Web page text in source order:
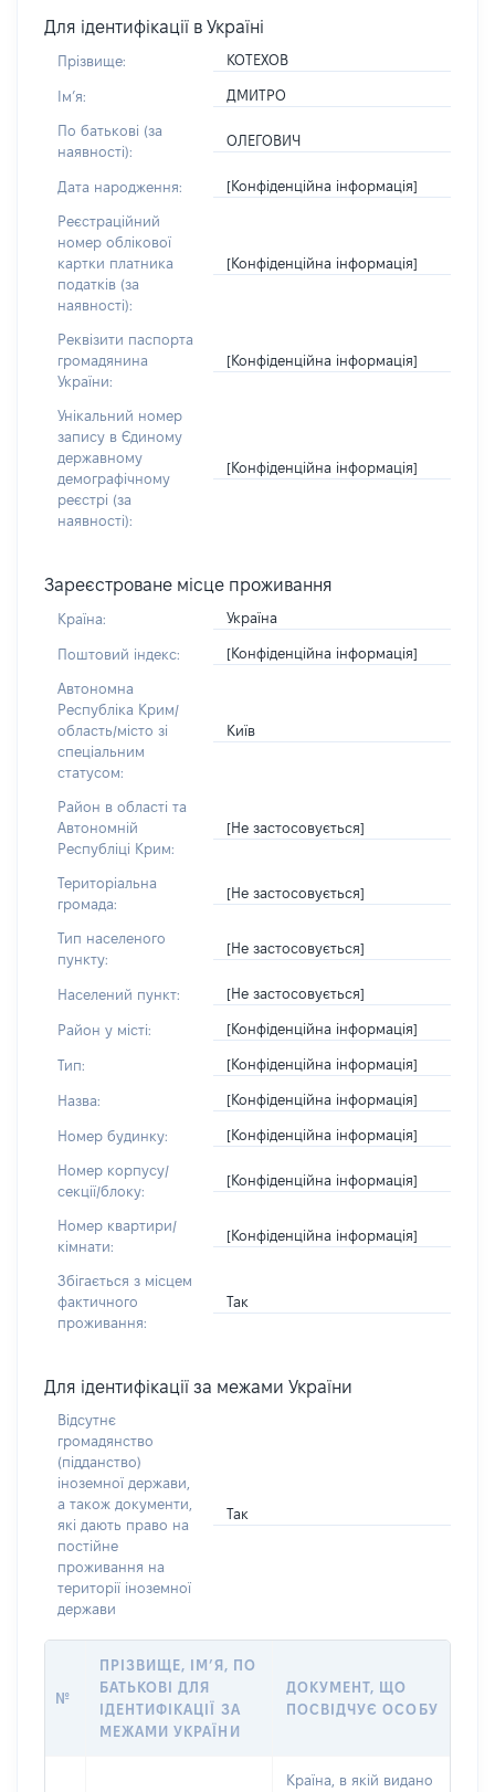
Для ідентифікації в Україні
Прізвище: КОТЕХОВ
Імʼя: ДМИТРО
По батькові (за
наявності):
ОЛЕГОВИЧ
Дата народження: [Конфіденційна інформація]
Реєстраційний
номер облікової
картки платника
податків (за
наявності):
[Конфіденційна інформація]
Реквізити паспорта
громадянина
України:
[Конфіденційна інформація]
Унікальний номер
запису в Єдиному
державному
демографічному
реєстрі (за
наявності):
[Конфіденційна інформація]
Зареєстроване місце проживання
Країна: Україна
Поштовий індекс: [Конфіденційна інформація]
Автономна
Республіка Крим/
область/місто зі
спеціальним
статусом:
Київ
Район в області та
Автономній
Республіці Крим:
[Не застосовується]
Територіальна
громада:
[Не застосовується]
Тип населеного
пункту:
[Не застосовується]
Населений пункт: [Не застосовується]
Район у місті: [Конфіденційна інформація]
Тип: [Конфіденційна інформація]
Назва: [Конфіденційна інформація]
Номер будинку: [Конфіденційна інформація]
Номер корпусу/
секції/блоку:
[Конфіденційна інформація]
Номер квартири/
кімнати:
[Конфіденційна інформація]
Збігається з місцем
фактичного
проживання:
Так
Для ідентифікації за межами України
Відсутнє
громадянство
(підданство)
іноземної держави,
а також документи,
які дають право на
постійне
проживання на
території іноземної
держави
Так
№
ПРІЗВИЩЕ, ІМ’Я, ПО
БАТЬКОВІ ДЛЯ
ІДЕНТИФІКАЦІЇ ЗА
МЕЖАМИ УКРАЇНИ
ДОКУМЕНТ, ЩО
ПОСВІДЧУЄ ОСОБУ
Країна, в якій видано